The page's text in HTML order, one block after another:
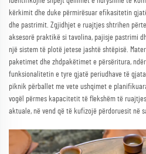
kërkimit dhe duke përmirësuar efikasitetin
dhe pastrimit. Zgjidhjet e ruajtjes shtrihen
aksesorë praktikë si tavolina, pajisje pastrimi
një sistem të plotë jetese jashtë shtëpisë.
paketimet dhe zhdpakëtimet e përsëritura,
funksionalitetin e tyre gjatë periudhave të
piknik përballet me vete ushqimet e
vogël përmes kapacitetit të flekshëm të
aktuale, në vend që të kufizojë përdoruesit në